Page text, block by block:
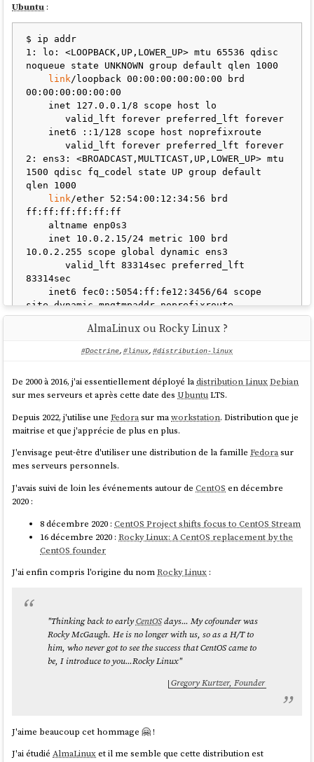
Ubuntu :
$ ip addr
1: lo: <LOOPBACK,UP,LOWER_UP> mtu 65536 qdisc
noqueue state UNKNOWN group default qlen 1000
link /loopback 00:00:00:00:00:00 brd
00:00:00:00:00:00
       valid_lft forever preferred_lft forever
       valid_lft forever preferred_lft forever
2: ens3: <BROADCAST,MULTICAST,UP,LOWER_UP> mtu
1500 qdisc fq_codel state UP group default
qlen 1000
link /ether 52:54:00:12:34:56 brd
ff:ff:ff:ff:ff:ff
10.0.2.255 scope global dynamic ens3
       valid_lft 83314sec preferred_lft
83314sec
site dynamic mngtmpaddr noprefixroute
       valid_lft 86087sec preferred_lft
$ ip addr
1: lo: <LOOPBACK,UP,LOWER_UP> mtu 65536 qdisc
noqueue state UNKNOWN group default qlen 1000
00:00:00:00:00:00
    inet 127.0.0.1/8 scope host lo
    inet6 ::1/128 scope host noprefixroute
       valid_lft forever preferred_lft forever
2: ens3: <BROADCAST,MULTICAST,UP,LOWER_UP> mtu
1500 qdisc fq_codel state UP group default
ff:ff:ff:ff:ff:ff
    altname enp0s3
    altname enx525400123456
    inet 10.0.2.15/24 brd 10.0.2.255 scope
global dynamic noprefixroute ens3
       valid_lft 86379sec preferred_lft
    inet6 fe80::5054:ff:fe12:3456/64 scope
AlmaLinux ou Rocky Linux ?
#Doctrine, #linux, #distribution-linux
De 2000 à 2016, j'ai essentiellement déployé ladistribution Linux Debian
sur mes serveurs et après cette date desUbuntuLTS.
Depuis 2022, j'utilise uneFedorasur maworkstation. Distribution que je
maitrise et que j'apprécie de plus en plus.
J'envisage peut-être d'utiliser une distribution de la familleFedorasur
mes serveurs personnels.
J'avais suivi de loin les événements autour deCentOS en décembre
2020 :
8 décembre 2020 :CentOS Project shifts focus to CentOS Stream
16 décembre 2020 :Rocky Linux: A CentOS replacement by the
CentOS founder
J'ai enfin compris l'origine du nomRocky Linux :
"Thinking back to earlyCentOSdays... My cofounder was
Rocky McGaugh. He is no longer with us, so as a H/T to
him, who never got to see the success that CentOS came to
be, I introduce to you...Rocky Linux"
Gregory Kurtzer, Founder
J'aime beaucoup cet hommage 🤗 !
J'ai étudiéAlmaLinuxet il me semble que cette distribution est